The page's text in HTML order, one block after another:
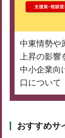
中東情勢や
上昇の影響
中小企業向
口について
おすすめサ